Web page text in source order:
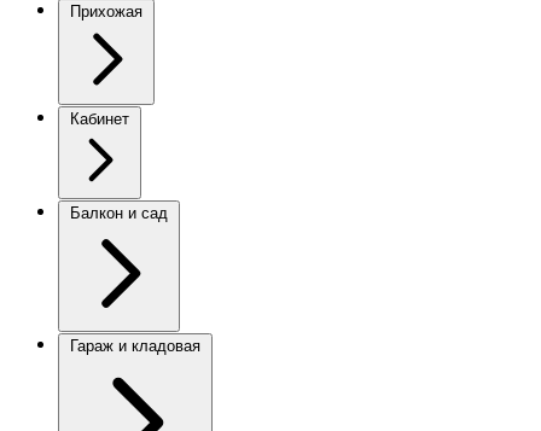
Прихожая
Кабинет
Балкон и сад
Гараж и кладовая